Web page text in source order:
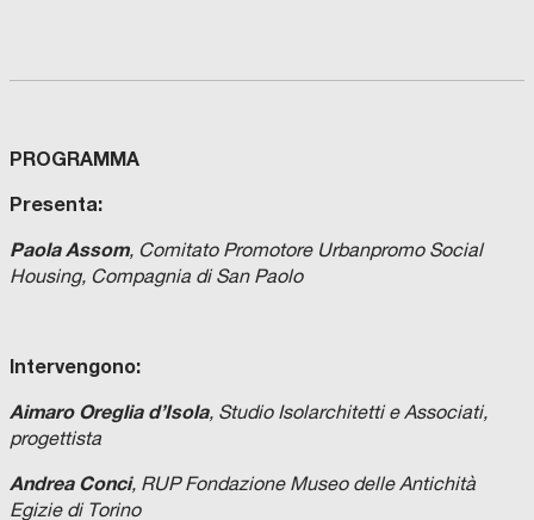
PROGRAMMA
Presenta:
Paola Assom, Comitato Promotore Urbanpromo Social
Housing, Compagnia di San Paolo
Intervengono:
Aimaro Oreglia d’Isola, Studio Isolarchitetti e Associati,
progettista
Andrea Conci, RUP Fondazione Museo delle Antichità
Egizie di Torino